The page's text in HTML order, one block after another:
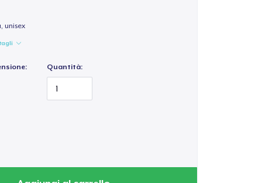
unisex
Quantità: